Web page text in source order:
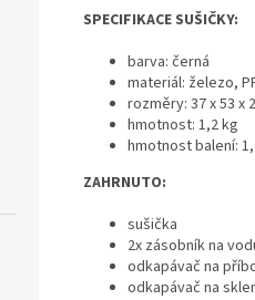
SPECIFIKACE SUŠIČKY:
barva: černá
materiál: železo,
rozměry: 37 x 53 x
hmotnost: 1,2 kg
hmotnost balení:
ZAHRNUTO:
sušička
2x zásobník na
odkapávač na
odkapávač na